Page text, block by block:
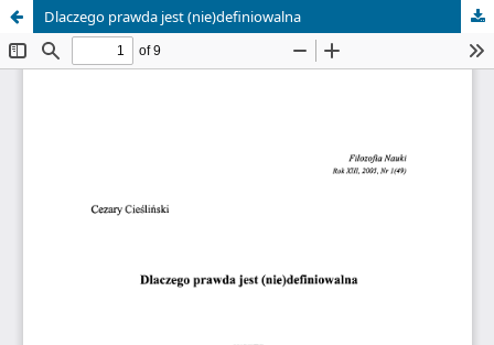
Dlaczego prawda jest (nie)definiowalna